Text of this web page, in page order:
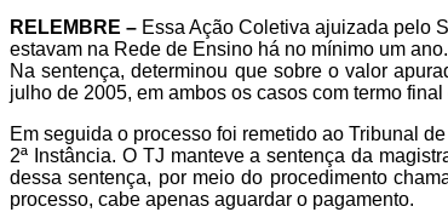
RELEMBRE – Essa Ação Coletiva ajuizada pelo
estavam na Rede de Ensino há no mínimo um
Na sentença, determinou que sobre o valor
julho de 2005, em ambos os casos com termo
Em seguida o processo foi remetido ao Tribunal
2ª Instância. O TJ manteve a sentença da
dessa sentença, por meio do procedimento
processo, cabe apenas aguardar o pagamento.